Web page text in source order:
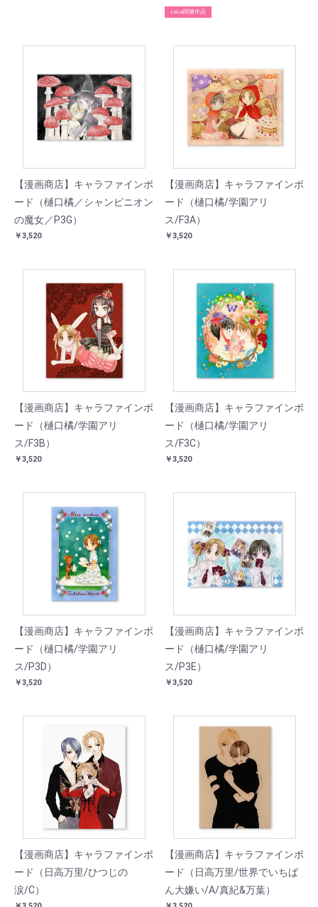
LaLa関連作品
【漫画商店】キャラファインボ
ード（樋口橘／シャンピニオン
の魔女／P3G）
￥3,520
【漫画商店】キャラファインボ
ード（樋口橘/学園アリ
ス/F3A）
￥3,520
【漫画商店】キャラファインボ
ード（樋口橘/学園アリ
ス/F3B）
￥3,520
【漫画商店】キャラファインボ
ード（樋口橘/学園アリ
ス/F3C）
￥3,520
【漫画商店】キャラファインボ
ード（樋口橘/学園アリ
ス/P3D）
￥3,520
【漫画商店】キャラファインボ
ード（樋口橘/学園アリ
ス/P3E）
￥3,520
【漫画商店】キャラファインボ
ード（日高万里/ひつじの
涙/C）
【漫画商店】キャラファインボ
ード（日高万里/世界でいちば
ん大嫌い/A/真紀&万葉）